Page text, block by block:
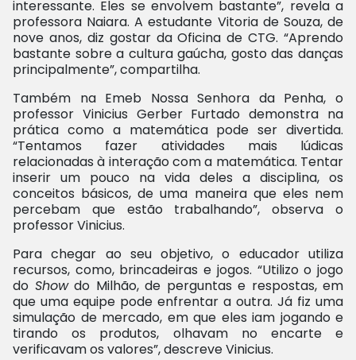
interessante. Eles se envolvem bastante”, revela a
professora Naiara. A estudante Vitoria de Souza, de
nove anos, diz gostar da Oficina de CTG. “Aprendo
bastante sobre a cultura gaúcha, gosto das danças
principalmente”, compartilha.
Também na Emeb Nossa Senhora da Penha, o
professor Vinicius Gerber Furtado demonstra na
prática como a matemática pode ser divertida.
“Tentamos fazer atividades mais lúdicas
relacionadas à interação com a matemática. Tentar
inserir um pouco na vida deles a disciplina, os
conceitos básicos, de uma maneira que eles nem
percebam que estão trabalhando”, observa o
professor Vinicius.
Para chegar ao seu objetivo, o educador utiliza
recursos, como, brincadeiras e jogos. “Utilizo o jogo
do Showdo Milhão, de perguntas e respostas, em
que uma equipe pode enfrentar a outra. Já fiz uma
simulação de mercado, em que eles iam jogando e
tirando os produtos, olhavam no encarte e
verificavam os valores”, descreve Vinicius.